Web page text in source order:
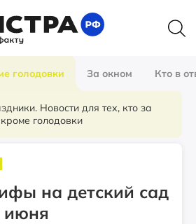
голодовки За окном Кто в
Новости для тех, кто за
голодовки
на детский сад
июня